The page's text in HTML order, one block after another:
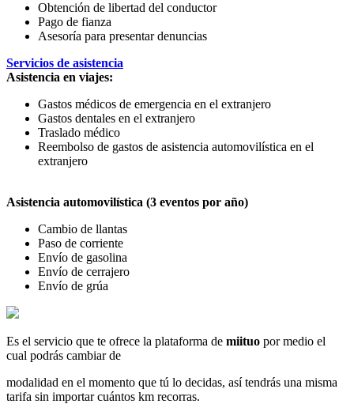
Obtención de libertad del conductor
Pago de fianza
Asesoría para presentar denuncias
Servicios de asistencia
Asistencia en viajes:
Gastos médicos de emergencia en el extranjero
Gastos dentales en el extranjero
Traslado médico
Reembolso de gastos de asistencia automovilística en el
extranjero
Asistencia automovilística (3 eventos por año)
Cambio de llantas
Paso de corriente
Envío de gasolina
Envío de cerrajero
Envío de grúa
Es el servicio que te ofrece la plataforma de miituo por medio el
cual podrás cambiar de
modalidad en el momento que tú lo decidas, así tendrás una misma
tarifa sin importar cuántos km recorras.